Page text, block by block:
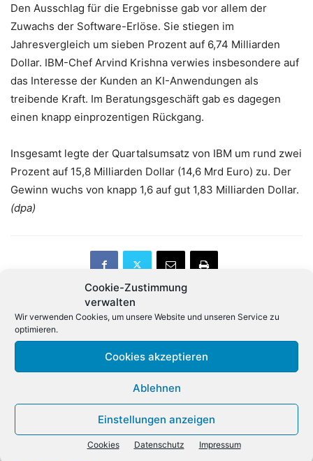
Cookie-Zustimmung
verwalten
Wir verwenden Cookies, um unsere Website und unseren Service zu
optimieren.
Cookies akzeptieren
Ablehnen
Einstellungen anzeigen
Cookies Datenschutz Impressum
Den Ausschlag für die Ergebnisse gab vor allem der
Zuwachs der Software-Erlöse. Sie stiegen im
Jahresvergleich um sieben Prozent auf 6,74 Milliarden
Dollar. IBM-Chef Arvind Krishna verwies insbesondere auf
das Interesse der Kunden an KI-Anwendungen als
treibende Kraft. Im Beratungsgeschäft gab es dagegen
einen knapp einprozentigen Rückgang.
Insgesamt legte der Quartalsumsatz von IBM um rund zwei
Prozent auf 15,8 Milliarden Dollar (14,6 Mrd Euro) zu. Der
Gewinn wuchs von knapp 1,6 auf gut 1,83 Milliarden Dollar.
(dpa)
Vorheriger Artikel
strengere Regeln für
Cybersicherheit
Alphabet leidet unter Sorgen
Verwandte Artikel